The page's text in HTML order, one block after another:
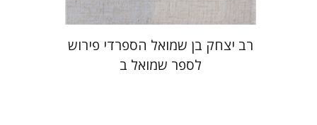
רב יצחק בן שמואל הספרדי פירוש
לספר שמואל ב